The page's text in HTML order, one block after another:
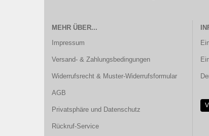
MEHR ÜBER...
Impressum
Versand- & Zahlungsbedingungen
Widerrufsrecht & Muster-Widerrufsformular
AGB
Privatsphäre und Datenschutz
Rückruf-Service